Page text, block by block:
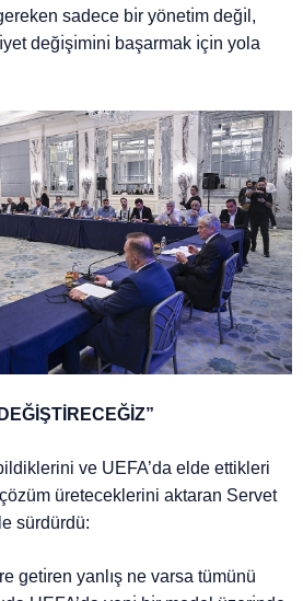
sadece bı̇r yönetı̇m değı̇l,
değı̇şı̇mı̇nı̇ başarmak ı̇çı̇n yola
ve UEFA’da elde ettikleri
üreteceklerini aktaran Servet
sürdürdü:
getı̇ren yanlış ne varsa tümünü